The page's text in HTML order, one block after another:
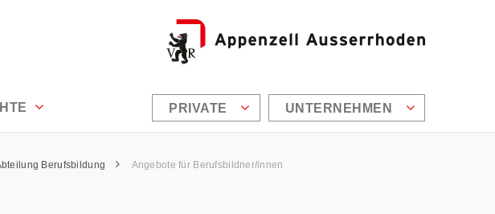
PRIVATE UNTERNEHMEN
Berufsbildung Angebote für Berufsbildner/innen